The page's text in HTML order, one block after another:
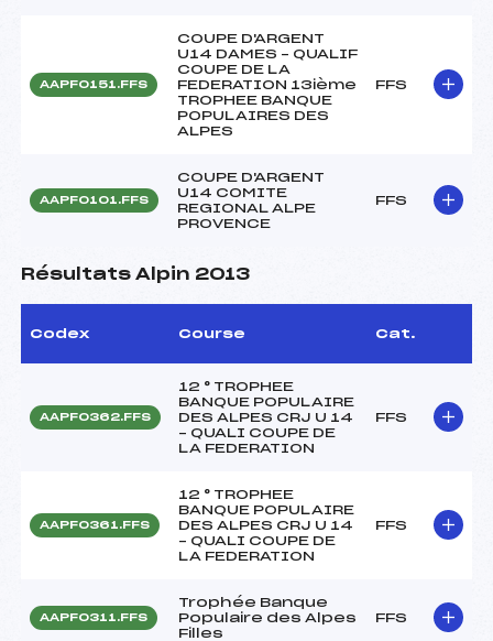
AAPF0151.FFS
COUPE D'ARGENT
U14 DAMES – QUALIF
COUPE DE LA
FEDERATION 13ième
TROPHEE BANQUE
POPULAIRES DES
ALPES
FFS
AAPF0101.FFS
COUPE D'ARGENT
U14 COMITE
REGIONAL ALPE
PROVENCE
FFS
Résultats Alpin 2013
Codex Course Cat.
AAPF0362.FFS
12 ° TROPHEE
BANQUE POPULAIRE
DES ALPES CRJ U 14
– QUALI COUPE DE
LA FEDERATION
FFS
AAPF0361.FFS
12 ° TROPHEE
BANQUE POPULAIRE
DES ALPES CRJ U 14
– QUALI COUPE DE
LA FEDERATION
FFS
AAPF0311.FFS
Trophée Banque
Populaire des Alpes
Filles
FFS